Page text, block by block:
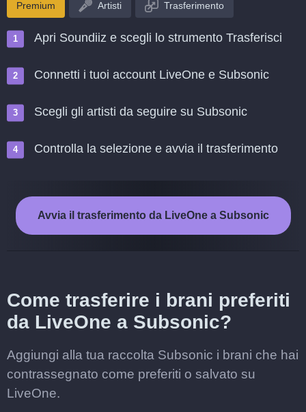
Premium Artisti Trasferimento
Apri Soundiiz e scegli lo strumento Trasferisci
Connetti i tuoi account LiveOne e Subsonic
Scegli gli artisti da seguire su Subsonic
Controlla la selezione e avvia il trasferimento
Avvia il trasferimento da LiveOne a Subsonic
Come trasferire i brani preferiti
da LiveOne a Subsonic?
Aggiungi alla tua raccolta Subsonic i brani che hai
contrassegnato come preferiti o salvato su
LiveOne.